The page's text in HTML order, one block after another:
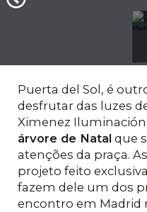
Puerta del Sol, é
desfrutar das luzes
Ximenez
árvore de Natal que
atenções da praça.
projeto feito
fazem dele um dos
encontro em Madrid